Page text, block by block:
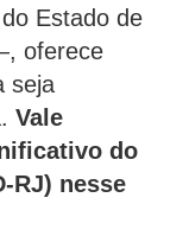
Estado de
oferece
seja
Vale
do
RJ) nesse